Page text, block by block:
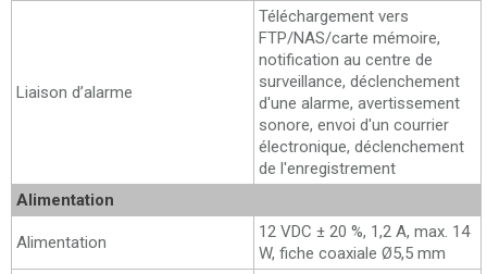
Liaison d’alarme
Téléchargement vers
FTP/NAS/carte mémoire,
notification au centre de
surveillance, déclenchement
d'une alarme, avertissement
sonore, envoi d'un courrier
électronique, déclenchement
de l'enregistrement
Alimentation
Alimentation
12 VDC ± 20 %, 1,2 A, max. 14
W, fiche coaxiale Ø5,5 mm